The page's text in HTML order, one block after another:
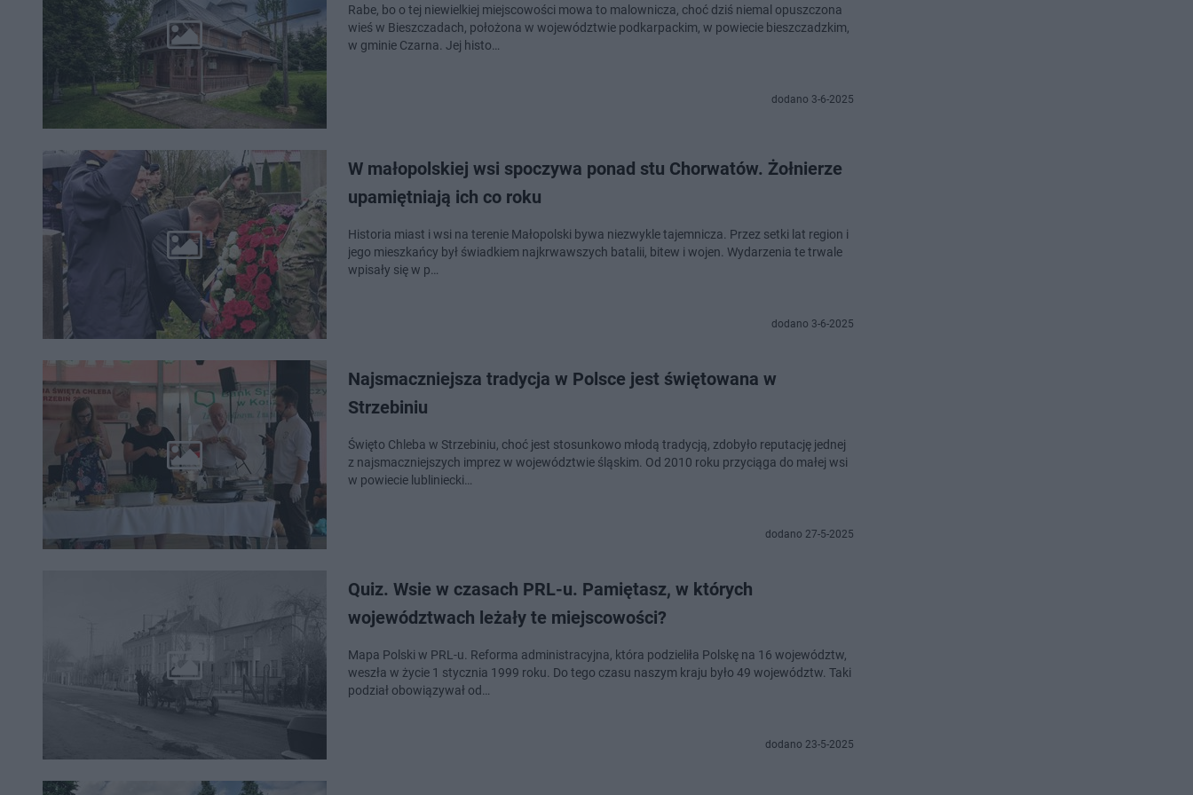
Rabe, bo o tej niewielkiej miejscowości mowa to malownicza, choć dziś niemal opuszczona
wieś w Bieszczadach, położona w województwie podkarpackim, w powiecie bieszczadzkim,
w gminie Czarna. Jej histo…
dodano 3-6-2025
W małopolskiej wsi spoczywa ponad stu Chorwatów. Żołnierze
upamiętniają ich co roku
Historia miast i wsi na terenie Małopolski bywa niezwykle tajemnicza. Przez setki lat region i
jego mieszkańcy był świadkiem najkrwawszych batalii, bitew i wojen. Wydarzenia te trwale
wpisały się w p…
dodano 3-6-2025
Najsmaczniejsza tradycja w Polsce jest świętowana w
Strzebiniu
Święto Chleba w Strzebiniu, choć jest stosunkowo młodą tradycją, zdobyło reputację jednej
z najsmaczniejszych imprez w województwie śląskim. Od 2010 roku przyciąga do małej wsi
w powiecie lubliniecki…
dodano 27-5-2025
Quiz. Wsie w czasach PRL-u. Pamiętasz, w których
województwach leżały te miejscowości?
Mapa Polski w PRL-u. Reforma administracyjna, która podzieliła Polskę na 16 województw,
weszła w życie 1 stycznia 1999 roku. Do tego czasu naszym kraju było 49 województw. Taki
podział obowiązywał od…
dodano 23-5-2025